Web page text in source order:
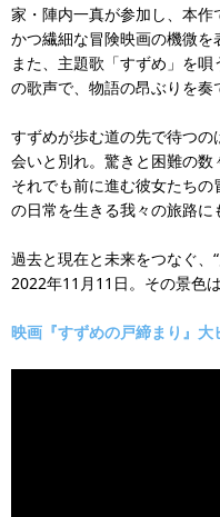
家・陣内一真が参加し、本
かつ繊細な冒険映画の機微を
また、主題歌「すずめ」を
の歌声で、物語の昂ぶりを奏
すずめが歩む道の先で待つ
会いと別れ。驚きと困難の数
それでも前に進む彼女たち
の日常を生きる我々の旅路に
過去と現在と未来をつなぐ、“
2022年11月11日。その景色
映画『すずめの戸締まり』大